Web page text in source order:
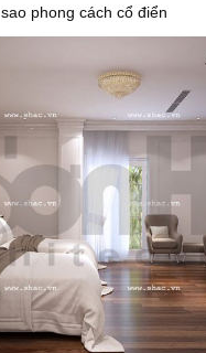
sao phong cách cổ điển